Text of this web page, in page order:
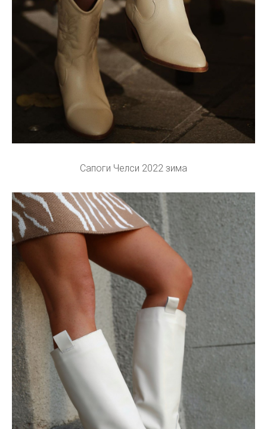
Сапоги Челси 2022 зима